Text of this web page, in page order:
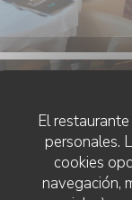
El
personales.
cookies
navegación,